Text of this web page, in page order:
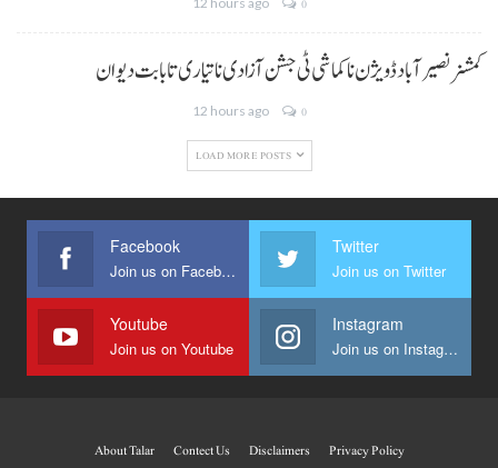
0
کمشنر نصیر آباد ڈویژن نا کماشی ٹی جشن آزادی نا تیاری تا بابت دیوان
12 hours ago 0
LOAD MORE POSTS
Facebook
Join us on Facebook
Twitter
Join us on Twitter
Youtube
Join us on Youtube
Instagram
Join us on Instagram
About Talar Contect Us Disclaimers Privacy Policy